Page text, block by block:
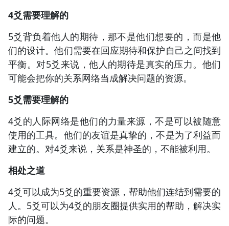
4爻需要理解的
5爻背负着他人的期待，那不是他们想要的，而是他
们的设计。他们需要在回应期待和保护自己之间找到
平衡。对5爻来说，他人的期待是真实的压力。他们
可能会把你的关系网络当成解决问题的资源。
5爻需要理解的
4爻的人际网络是他们的力量来源，不是可以被随意
使用的工具。他们的友谊是真挚的，不是为了利益而
建立的。对4爻来说，关系是神圣的，不能被利用。
相处之道
4爻可以成为5爻的重要资源，帮助他们连结到需要的
人。5爻可以为4爻的朋友圈提供实用的帮助，解决实
际的问题。